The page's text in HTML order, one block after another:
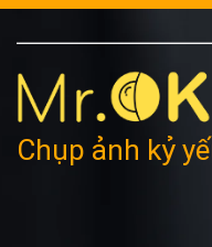
Chụp ảnh kỷ